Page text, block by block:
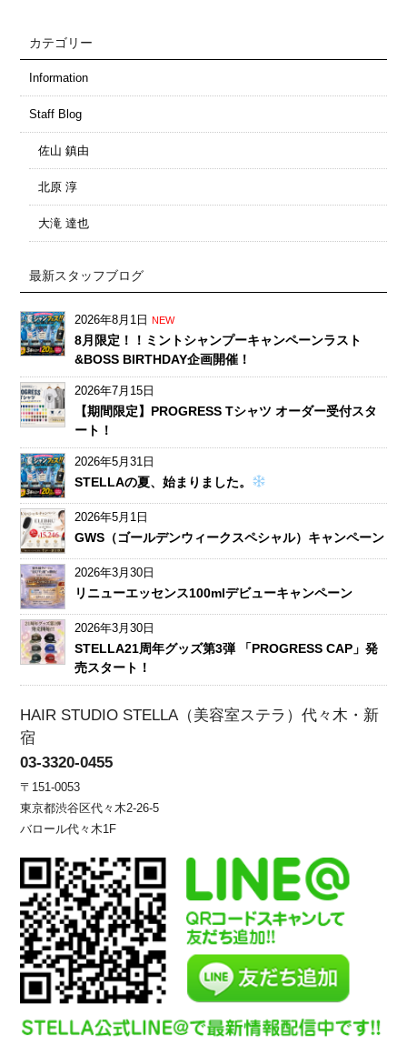
カテゴリー
Information
Staff Blog
佐山 鎮由
北原 淳
大滝 達也
最新スタッフブログ
2026年8月1日 NEW
8月限定！！ミントシャンプーキャンペーンラスト
&BOSS BIRTHDAY企画開催！
2026年7月15日
【期間限定】PROGRESS Tシャツ オーダー受付スタ
ート！
2026年5月31日
STELLAの夏、始まりました。
2026年5月1日
GWS（ゴールデンウィークスペシャル）キャンペーン
2026年3月30日
リニューエッセンス100mlデビューキャンペーン
2026年3月30日
STELLA21周年グッズ第3弾 「PROGRESS CAP」発
売スタート！
HAIR STUDIO STELLA（美容室ステラ）代々木・新
宿
03-3320-0455
〒151-0053
東京都渋谷区代々木2-26-5
バロール代々木1F